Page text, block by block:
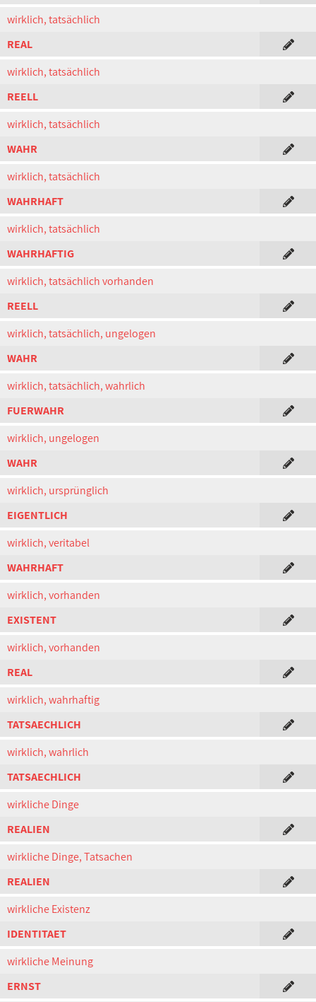
wirklich, tatsächlich
REAL
wirklich, tatsächlich
REELL
wirklich, tatsächlich
WAHR
wirklich, tatsächlich
WAHRHAFT
wirklich, tatsächlich
WAHRHAFTIG
wirklich, tatsächlich vorhanden
REELL
wirklich, tatsächlich, ungelogen
WAHR
wirklich, tatsächlich, wahrlich
FUERWAHR
wirklich, ungelogen
WAHR
wirklich, ursprünglich
EIGENTLICH
wirklich, veritabel
WAHRHAFT
wirklich, vorhanden
EXISTENT
wirklich, vorhanden
REAL
wirklich, wahrhaftig
TATSAECHLICH
wirklich, wahrlich
TATSAECHLICH
wirkliche Dinge
REALIEN
wirkliche Dinge, Tatsachen
REALIEN
wirkliche Existenz
IDENTITAET
wirkliche Meinung
ERNST